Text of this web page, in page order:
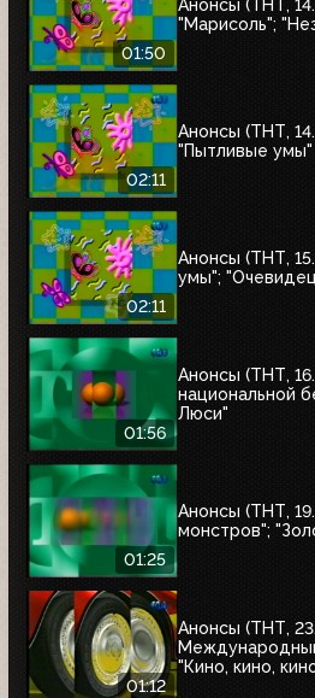
01:50
Анонсы (ТНТ,
"Марисоль";
02:11
Анонсы (ТНТ,
"Пытливые умы"
02:11
Анонсы (ТНТ,
умы";
01:56
Анонсы (ТНТ,
национальной
Люси"
01:25
Анонсы (ТНТ,
монстров";
01:12
Анонсы (ТНТ,
"Кино, кино,